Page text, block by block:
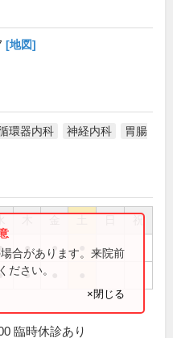
[地図]
環器内科 神経内科
胃腸
祝
● ●
●
合があります。来院前
ださい。
×閉じる
臨時休診あり